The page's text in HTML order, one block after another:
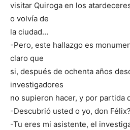
visitar Quiroga en los
o volvía de
la ciudad…
-Pero, este hallazgo es
claro que
si, después de ochenta años
investigadores
no supieron hacer, y por partida
-Descubrió usted o yo, don Félix?
-Tu eres mi asistente, el